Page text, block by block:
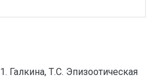
1. Галкина, Т.С. Эпизоотическая